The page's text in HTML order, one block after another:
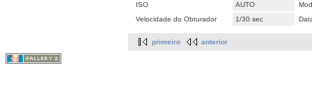
ISO
AUTO
Velocidade do Obturador
1/30 sec
primeiro anterior